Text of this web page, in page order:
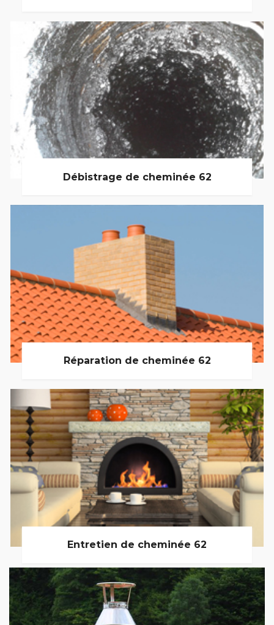
Débistrage de cheminée 62
Réparation de cheminée 62
Entretien de cheminée 62